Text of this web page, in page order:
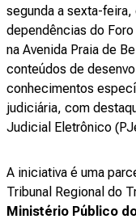
segunda a sexta-
dependências do
na Avenida Praia de
conteúdos de
conhecimentos
judiciária, com
Judicial Eletrônico
A iniciativa é uma
Tribunal Regional do
Ministério Público